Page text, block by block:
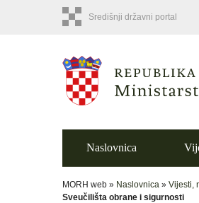
Središnji državni portal
Naslovnica
MORH web » Naslovnica » Vijesti,
Sveučilišta obrane i sigurnosti